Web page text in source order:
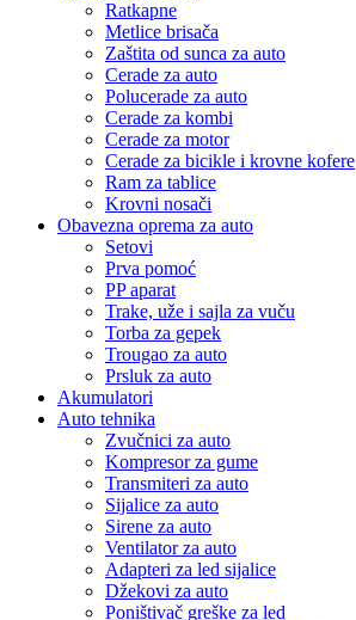
Ratkapne
Metlice brisača
Zaštita od sunca za auto
Cerade za auto
Polucerade za auto
Cerade za kombi
Cerade za motor
Cerade za bicikle i krovne kofere
Ram za tablice
Krovni nosači
Obavezna oprema za auto
Setovi
Prva pomoć
PP aparat
Trake, uže i sajla za vuču
Torba za gepek
Trougao za auto
Prsluk za auto
Akumulatori
Auto tehnika
Zvučnici za auto
Kompresor za gume
Transmiteri za auto
Sijalice za auto
Sirene za auto
Ventilator za auto
Adapteri za led sijalice
Džekovi za auto
Poništivač greške za led